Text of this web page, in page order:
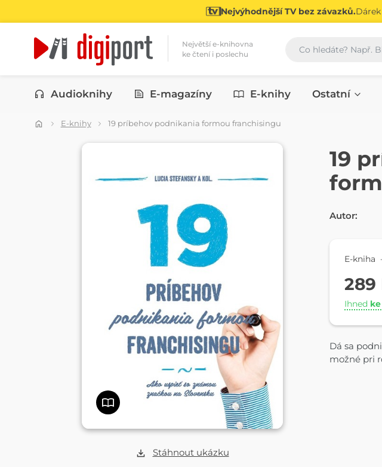
Nejvýhodnější TV bez závazků.
Největší e-knihovna
ke čtení i poslechu
Vyhledávání
Kategorie
Audioknihy E-magazíny E-knihy Ostatní
E-knihy 19 príbehov podnikania formou franchisingu
Stáhnout ukázku
E-KNIHA
19
Autor:
E-kniha ·
289
Ihned
Dá sa
možné pri